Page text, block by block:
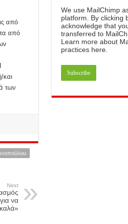
από
από
και
των
Next
να
We use MailChimp
platform
By clicking
acknowledge that
transferred to
Learn more about
practices here.